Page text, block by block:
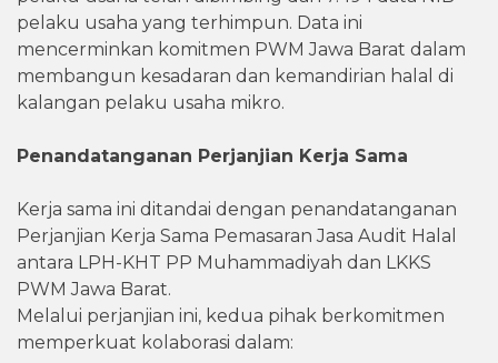
pelaku usaha yang terhimpun. Data ini
mencerminkan komitmen PWM Jawa Barat dalam
membangun kesadaran dan kemandirian halal di
kalangan pelaku usaha mikro.
Penandatanganan Perjanjian Kerja Sama
Kerja sama ini ditandai dengan penandatanganan
Perjanjian Kerja Sama Pemasaran Jasa Audit Halal
antara LPH-KHT PP Muhammadiyah dan LKKS
PWM Jawa Barat.
Melalui perjanjian ini, kedua pihak berkomitmen
memperkuat kolaborasi dalam: